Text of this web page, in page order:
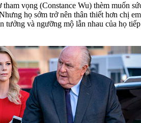
tham vọng (Constance Wu) thèm muốn
họ sớm trở nên thân thiết hơn chị
và ngưỡng mộ lẫn nhau của họ